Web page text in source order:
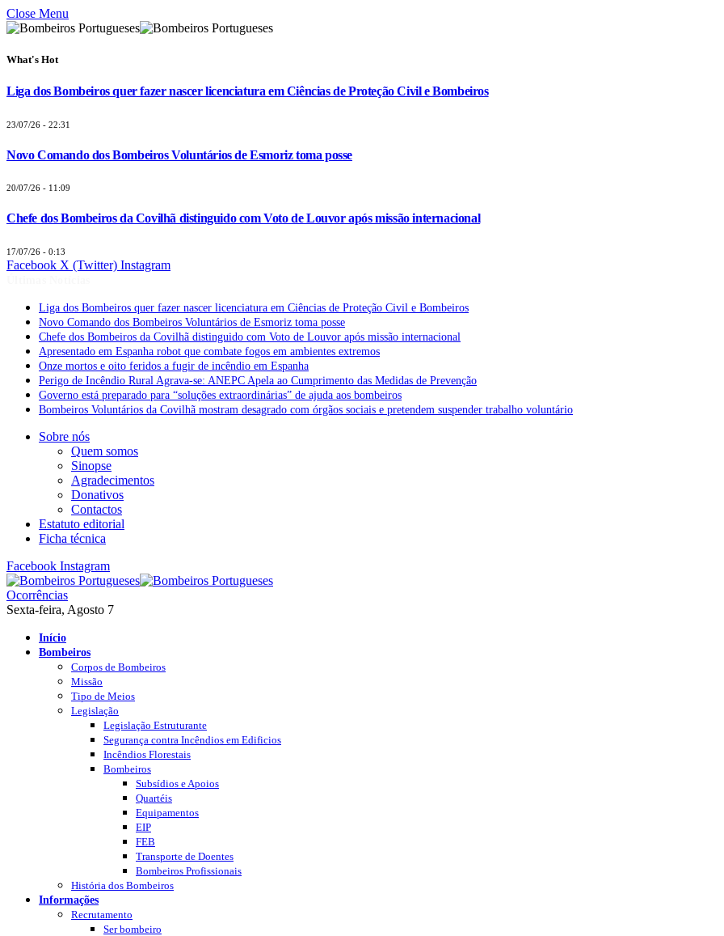
Close Menu
What's Hot
Liga dos Bombeiros quer fazer nascer licenciatura em Ciências de Proteção Civil e Bombeiros
23/07/26 - 22:31
Novo Comando dos Bombeiros Voluntários de Esmoriz toma posse
20/07/26 - 11:09
Chefe dos Bombeiros da Covilhã distinguido com Voto de Louvor após missão internacional
17/07/26 - 0:13
Facebook X (Twitter) Instagram
Liga dos Bombeiros quer fazer nascer licenciatura em Ciências de Proteção Civil e Bombeiros
Novo Comando dos Bombeiros Voluntários de Esmoriz toma posse
Chefe dos Bombeiros da Covilhã distinguido com Voto de Louvor após missão internacional
Apresentado em Espanha robot que combate fogos em ambientes extremos
Onze mortos e oito feridos a fugir de incêndio em Espanha
Perigo de Incêndio Rural Agrava-se: ANEPC Apela ao Cumprimento das Medidas de Prevenção
Governo está preparado para “soluções extraordinárias” de ajuda aos bombeiros
Bombeiros Voluntários da Covilhã mostram desagrado com órgãos sociais e pretendem suspender trabalho voluntário
Sobre nós
Quem somos
Sinopse
Agradecimentos
Donativos
Contactos
Estatuto editorial
Ficha técnica
Facebook Instagram
Ocorrências
Sexta-feira, Agosto 7
Início
Bombeiros
Corpos de Bombeiros
Missão
Tipo de Meios
Legislação
Legislação Estruturante
Segurança contra Incêndios em Edificios
Incêndios Florestais
Bombeiros
Subsídios e Apoios
Quartéis
Equipamentos
EIP
FEB
Transporte de Doentes
Bombeiros Profissionais
História dos Bombeiros
Informações
Recrutamento
Ser bombeiro